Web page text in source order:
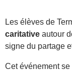
Les élèves de
caritative autour
signe du partage
Cet événement